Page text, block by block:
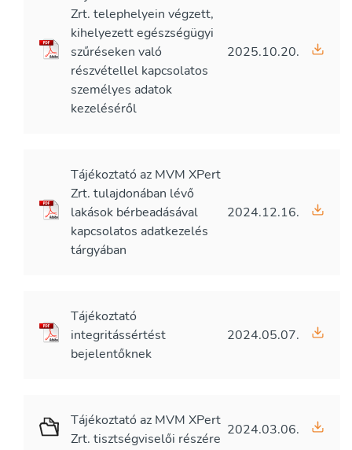
Zrt. telephelyein végzett,
kihelyezett egészségügyi
szűréseken való
részvétellel kapcsolatos
személyes adatok
kezeléséről
2025.10.20.
Tájékoztató az MVM XPert
Zrt. tulajdonában lévő
lakások bérbeadásával
kapcsolatos adatkezelés
tárgyában
2024.12.16.
Tájékoztató
integritássértést
bejelentőknek
2024.05.07.
Tájékoztató az MVM XPert
Zrt. tisztségviselői részére
2024.03.06.